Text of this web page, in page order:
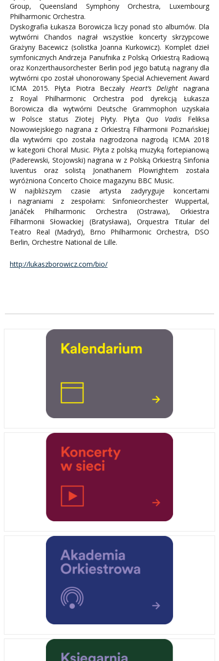
Group, Queensland Symphony Orchestra, Luxembourg
Philharmonic Orchestra.
Dyskografia Łukasza Borowicza liczy ponad sto albumów. Dla
wytwórni Chandos nagrał wszystkie koncerty skrzypcowe
Grażyny Bacewicz (solistka Joanna Kurkowicz). Komplet dzieł
symfonicznych Andrzeja Panufnika z Polską Orkiestrą Radiową
oraz Konzerthausorchester Berlin pod jego batutą nagrany dla
wytwórni cpo został uhonorowany Special Achievement Award
ICMA 2015. Płyta Piotra Beczały Heart’s Delight nagrana
z Royal Philharmonic Orchestra pod dyrekcją Łukasza
Borowicza dla wytwórni Deutsche Grammophon uzyskała
w Polsce status Złotej Płyty. Płyta Quo Vadis Feliksa
Nowowiejskiego nagrana z Orkiestrą Filharmonii Poznańskiej
dla wytwórni cpo została nagrodzona nagrodą ICMA 2018
w kategorii Choral Music. Płyta z polską muzyką fortepianową
(Paderewski, Stojowski) nagrana w z Polską Orkiestrą Sinfonia
Iuventus oraz solistą Jonathanem Plowrightem została
wyróżniona Concerto Choice magazynu BBC Music.
W najbliższym czasie artysta zadyryguje koncertami
i nagraniami z zespołami: Sinfonieorchester Wuppertal,
Janáček Philharmonic Orchestra (Ostrawa), Orkiestra
Filharmonii Słowackiej (Bratysława), Orquestra Titular del
Teatro Real (Madryd), Brno Philharmonic Orchestra, DSO
Berlin, Orchestre National de Lille.
http://lukaszborowicz.com/bio/